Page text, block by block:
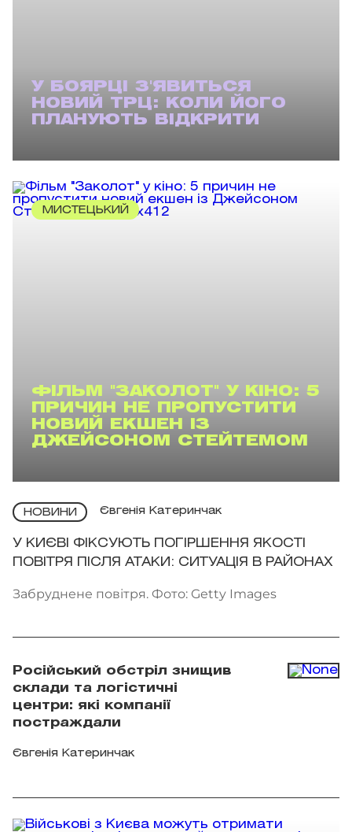
У БОЯРЦІ З'ЯВИТЬСЯ
НОВИЙ ТРЦ: КОЛИ ЙОГО
ПЛАНУЮТЬ ВІДКРИТИ
МИСТЕЦЬКИЙ
ФІЛЬМ "ЗАКОЛОТ" У КІНО: 5
ПРИЧИН НЕ ПРОПУСТИТИ
НОВИЙ ЕКШЕН ІЗ
ДЖЕЙСОНОМ СТЕЙТЕМОМ
НОВИНИ Євгенія Катеринчак
У КИЄВІ ФІКСУЮТЬ ПОГІРШЕННЯ ЯКОСТІ
ПОВІТРЯ ПІСЛЯ АТАКИ: СИТУАЦІЯ В РАЙОНАХ
Забруднене повітря. Фото: Getty Images
Російський обстріл знищив
склади та логістичні
центри: які компанії
постраждали
Євгенія Катеринчак